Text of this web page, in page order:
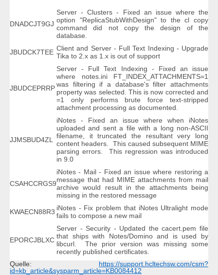
DNADCJT9GJ
Server - Clusters - Fixed an issue where the
option "ReplicaStubWithDesign" to the cl copy
command did not copy the design of the
database.
JBUDCK7TEE Client and Server - Full Text Indexing - Upgrade
Tika to 2.x as 1.x is out of support
JBUDCEPRRP
Server - Full Text Indexing - Fixed an issue
where notes.ini FT_INDEX_ATTACHMENTS=1
was filtering if a database's filter attachments
property was selected. This is now corrected and
=1 only performs brute force text-stripped
attachment processing as documented.
JJMSBUD4ZL
iNotes - Fixed an issue where when iNotes
uploaded and sent a file with a long non-ASCII
filename, it truncated the resultant very long
content headers. This caused subsequent MIME
parsing errors. This regression was introduced
in 9.0
CSAHCCRGS9
iNotes - Mail - Fixed an issue where restoring a
message that had MIME attachments from mail
archive would result in the attachments being
missing in the restored message
KWAECN88R3 iNotes - Fix problem that iNotes Ultralight mode
fails to compose a new mail
EPORCJBLXC
Server - Security - Updated the cacert.pem file
that ships with Notes/Domino and is used by
libcurl. The prior version was missing some
recently published certificates.
Quelle: https://support.hcltechsw.com/csm?
id=kb_article&sysparm_article=KB0084412